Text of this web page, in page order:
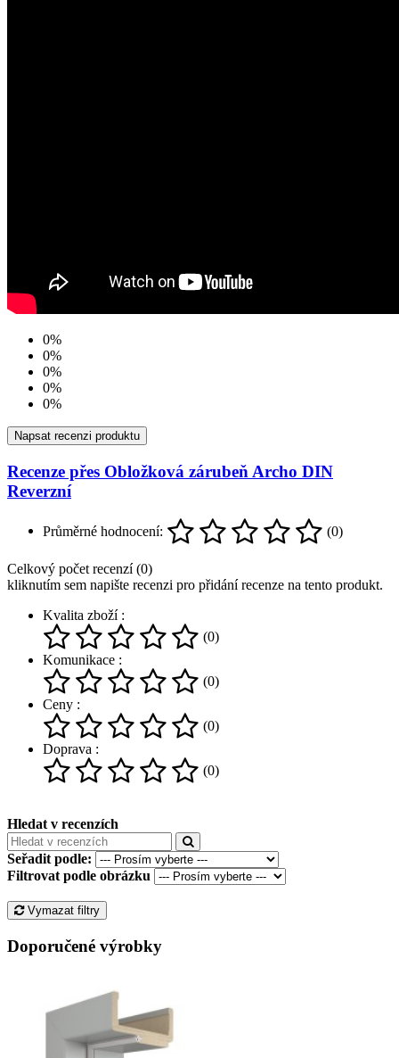
0%
0%
0%
0%
0%
Napsat recenzi produktu
Recenze přes Obložková zárubeň Archo DIN
Reverzní
Průměrné hodnocení: (0)
Celkový počet recenzí (0)
kliknutím sem napište recenzi pro přidání recenze na tento produkt.
Kvalita zboží :
(0)
Komunikace :
(0)
Ceny :
(0)
Doprava :
(0)
Hledat v recenzích
Seřadit podle:
Filtrovat podle obrázku
Vymazat filtry
Doporučené výrobky